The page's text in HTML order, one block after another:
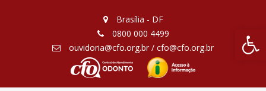
Barra
Brasília - DF
0800 000 4499
ouvidoria@cfo.org.br / cfo@cfo.org.br